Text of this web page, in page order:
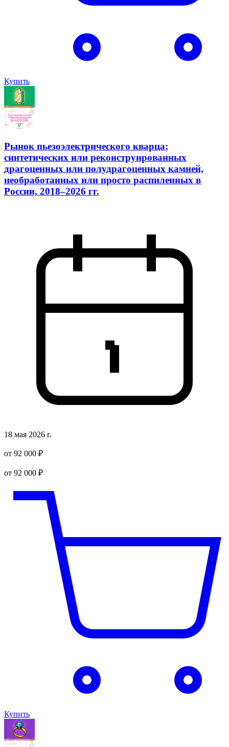
Купить
Рынок пьезоэлектрического кварца;
синтетических или реконструированных
драгоценных или полудрагоценных камней,
необработанных или просто распиленных в
России, 2018–2026 гг.
18 мая 2026 г.
от 92 000 ₽
от 92 000 ₽
Купить